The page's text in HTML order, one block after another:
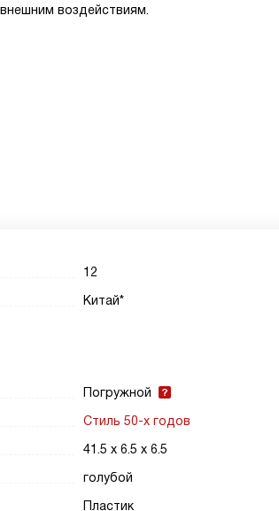
воздействиям.
12
Китай*
Погружной
Стиль 50-х годов
41.5 х 6.5 х 6.5
голубой
Пластик